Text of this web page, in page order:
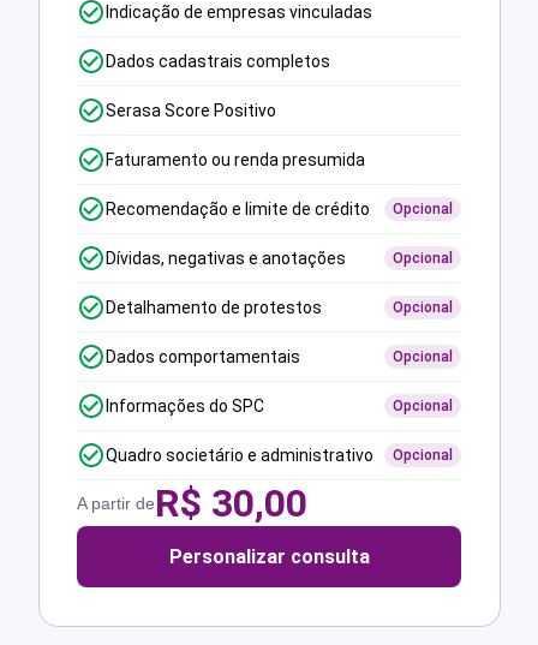
Indicação de empresas vinculadas
Dados cadastrais completos
Serasa Score Positivo
Faturamento ou renda presumida
Recomendação e limite de crédito Opcional
Dívidas, negativas e anotações Opcional
Detalhamento de protestos Opcional
Dados comportamentais Opcional
Informações do SPC Opcional
Quadro societário e administrativo Opcional
A partir deR$ 30,00
Personalizar consulta